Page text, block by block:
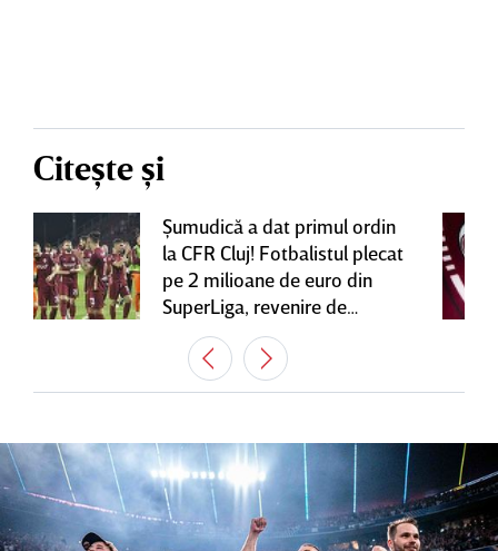
Citește și
Şumudică a dat primul ordin
la CFR Cluj! Fotbalistul plecat
pe 2 milioane de euro din
SuperLiga, revenire de
senzaţie în Gruia